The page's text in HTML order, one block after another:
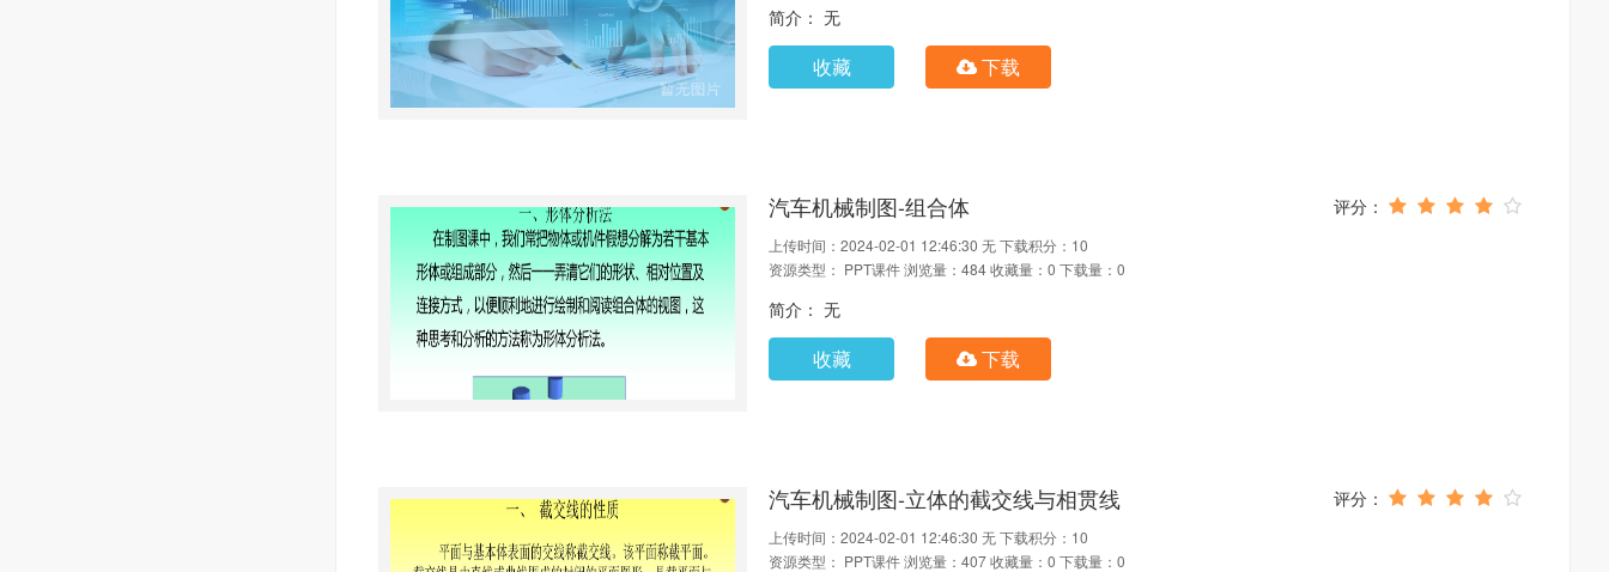
简介： 无
收藏 下载
汽车机械制图-组合体
上传时间：2024-02-01 12:46:30 无下载积分：10
资源类型： PPT课件浏览量：484收藏量：0 下载量：0
简介： 无
收藏 下载
汽车机械制图-立体的截交线与相贯线
上传时间：2024-02-01 12:46:30 无下载积分：10
资源类型： PPT课件浏览量：407收藏量：0 下载量：0